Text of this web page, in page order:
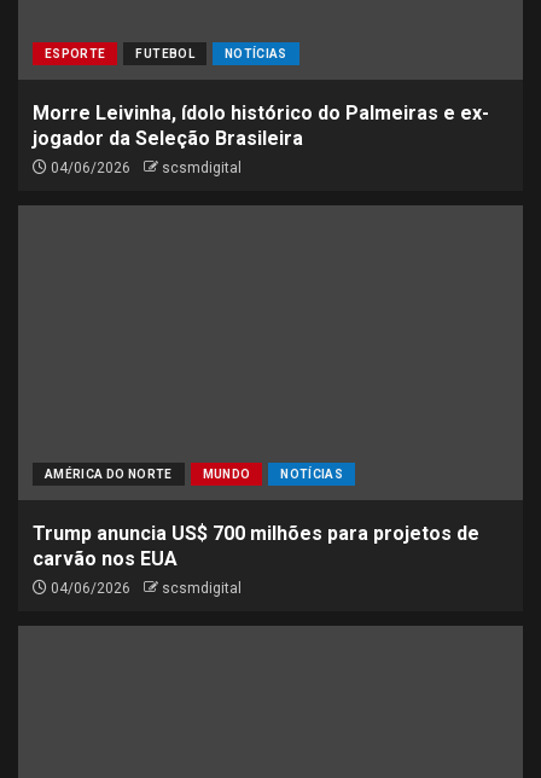
ESPORTE FUTEBOL NOTÍCIAS
Morre Leivinha, ídolo histórico do Palmeiras e ex-
jogador da Seleção Brasileira
04/06/2026 scsmdigital
AMÉRICA DO NORTE MUNDO NOTÍCIAS
Trump anuncia US$ 700 milhões para projetos de
carvão nos EUA
04/06/2026 scsmdigital